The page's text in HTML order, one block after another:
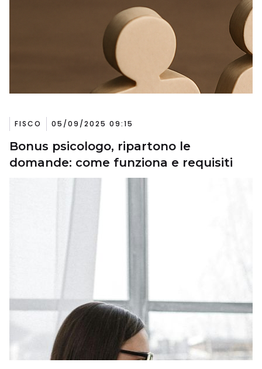
FISCO 05/09/2025 09:15
Bonus psicologo, ripartono le
domande: come funziona e requisiti